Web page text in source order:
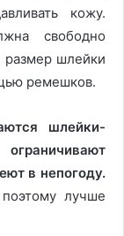
кожу.
свободно
размер шлейки
ремешков.
шлейки-
в непогоду.
лучше